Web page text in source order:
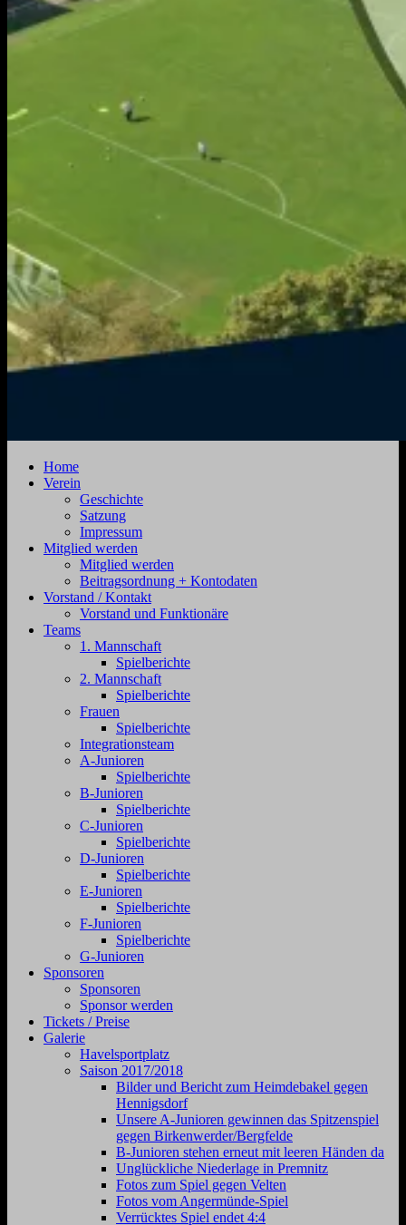
Zehdenick
Jahnstraße
Zehdenick
Home
Verein
Geschichte
Satzung
Impressum
Mitglied werden
Mitglied werden
Beitragsordnung + Kontodaten
Vorstand / Kontakt
Vorstand und Funktionäre
Teams
1. Mannschaft
Spielberichte
2. Mannschaft
Spielberichte
Frauen
Spielberichte
Integrationsteam
A-Junioren
Spielberichte
B-Junioren
Spielberichte
C-Junioren
Spielberichte
D-Junioren
Spielberichte
E-Junioren
Spielberichte
F-Junioren
Spielberichte
G-Junioren
Sponsoren
Sponsoren
Sponsor werden
Tickets / Preise
Galerie
Havelsportplatz
Saison 2017/2018
Bilder und Bericht zum Heimdebakel gegen
Hennigsdorf
Unsere A-Junioren gewinnen das Spitzenspiel
gegen Birkenwerder/Bergfelde
B-Junioren stehen erneut mit leeren Händen da
Unglückliche Niederlage in Premnitz
Fotos zum Spiel gegen Velten
Fotos vom Angermünde-Spiel
Verrücktes Spiel endet 4:4